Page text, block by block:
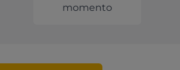
momento